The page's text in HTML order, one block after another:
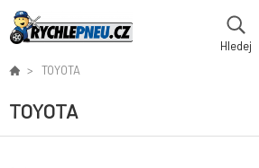
Hledej
TOYOTA
TOYOTA